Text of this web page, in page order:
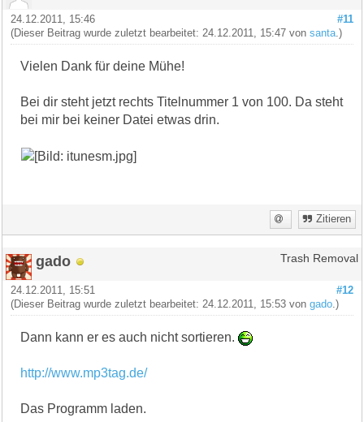
#11
24.12.2011, 15:46
(Dieser Beitrag wurde zuletzt bearbeitet: 24.12.2011, 15:47 vonsanta.)
Vielen Dank für deine Mühe!
Bei dir steht jetzt rechts Titelnummer 1 von 100. Da steht
bei mir bei keiner Datei etwas drin.
Zitieren
gado Trash Removal
#12
24.12.2011, 15:51
(Dieser Beitrag wurde zuletzt bearbeitet: 24.12.2011, 15:53 vongado.)
Dann kann er es auch nicht sortieren.
http://www.mp3tag.de/
Das Programm laden.